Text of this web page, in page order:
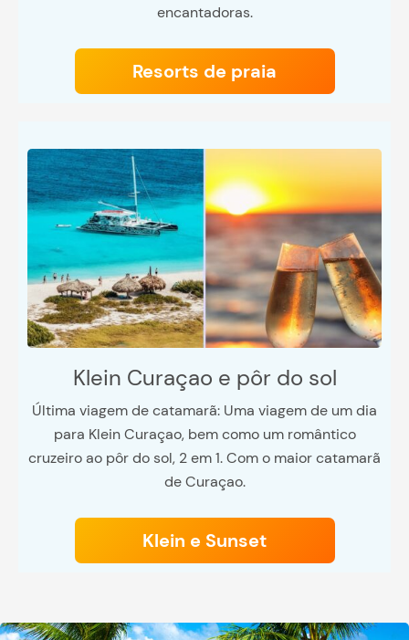
encantadoras.
Resorts de praia
Klein Curaçao e pôr do sol
Última viagem de catamarã: Uma viagem de um dia
para Klein Curaçao, bem como um romântico
cruzeiro ao pôr do sol, 2 em 1. Com o maior catamarã
de Curaçao.
Klein e Sunset